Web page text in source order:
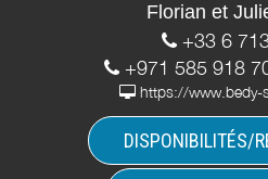
Florian et
+33 6
+971 585 918
https://www.bedy-
DISPONIBILITÉS/